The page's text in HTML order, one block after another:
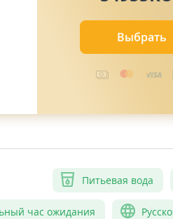
Выбрать
Питьевая вода
час ожидания